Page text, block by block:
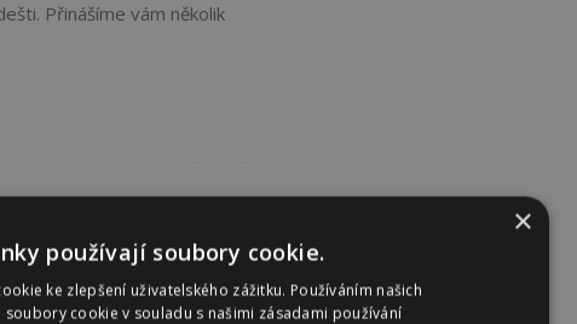
Přinášíme vám několik
×
používají soubory cookie.
ke zlepšení uživatelského zážitku. Používáním našich
cookie v souladu s našimi zásadami používání